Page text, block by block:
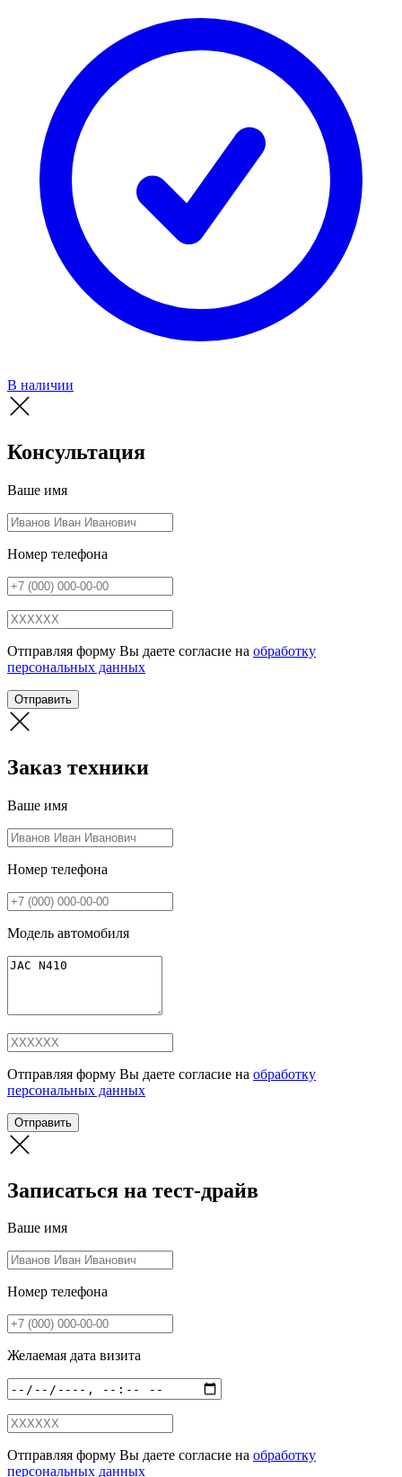
В наличии
Консультация
Ваше имя
Номер телефона
Отправляя форму Вы даете согласие на обработку
персональных данных
Отправить
Заказ техники
Ваше имя
Номер телефона
Модель автомобиля
Отправляя форму Вы даете согласие на обработку
персональных данных
Отправить
Записаться на тест-драйв
Ваше имя
Номер телефона
Желаемая дата визита
Отправляя форму Вы даете согласие на обработку
персональных данных